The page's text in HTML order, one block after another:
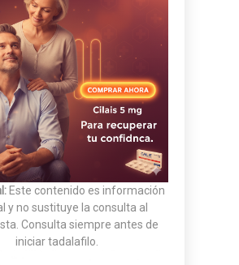
Este contenido es información
y no sustituye la consulta al
Consulta siempre antes de
iniciar tadalafilo.